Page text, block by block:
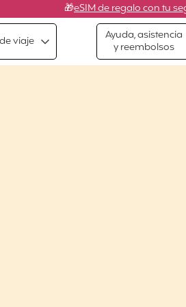
🎁eSIM de regalo con tu
viaje
Ayuda, asistencia
y reembolsos